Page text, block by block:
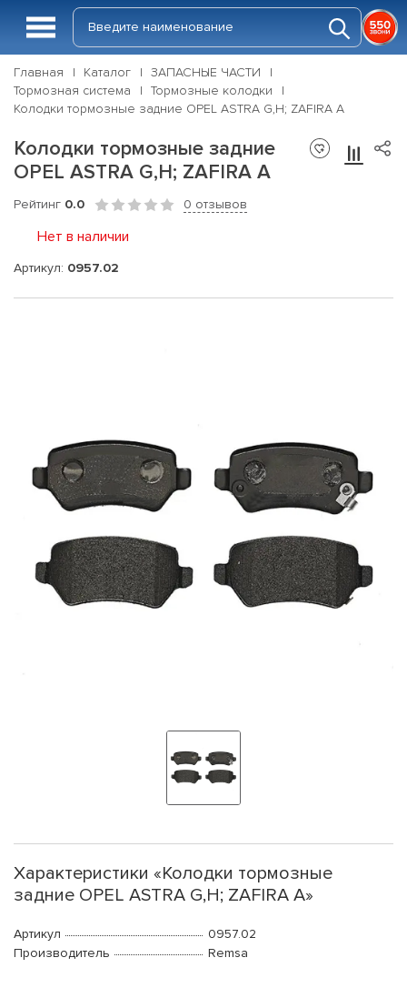
Главная Каталог
ЗАПАСНЫЕ ЧАСТИ
Тормозная система
Тормозные колодки
Колодки тормозные задние OPEL ASTRA G,H; ZAFIRA A
Колодки тормозные задние
OPEL ASTRA G,H; ZAFIRA A
Рейтинг 0.0 0 отзывов
Нет в наличии
Артикул: 0957.02
Характеристики «Колодки тормозные
задние OPEL ASTRA G,H; ZAFIRA A»
Артикул
0957.02
Производитель
Remsa